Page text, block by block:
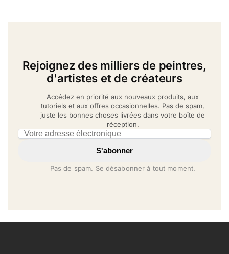
Rejoignez des milliers de peintres,
d'artistes et de créateurs
Accédez en priorité aux nouveaux produits, aux
tutoriels et aux offres occasionnelles. Pas de spam,
juste les bonnes choses livrées dans votre boîte de
réception.
Email address
S'abonner
Pas de spam. Se désabonner à tout moment.